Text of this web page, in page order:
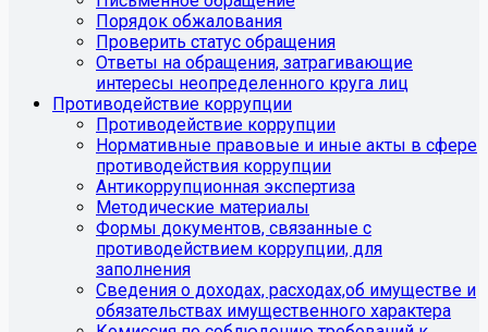
Порядок обжалования
Проверить статус обращения
Ответы на обращения, затрагивающие
интересы неопределенного круга лиц
Противодействие коррупции
Противодействие коррупции
Нормативные правовые и иные акты в сфере
противодействия коррупции
Антикоррупционная экспертиза
Методические материалы
Формы документов, связанные с
противодействием коррупции, для
заполнения
Сведения о доходах, расходах,об имуществе и
обязательствах имущественного характера